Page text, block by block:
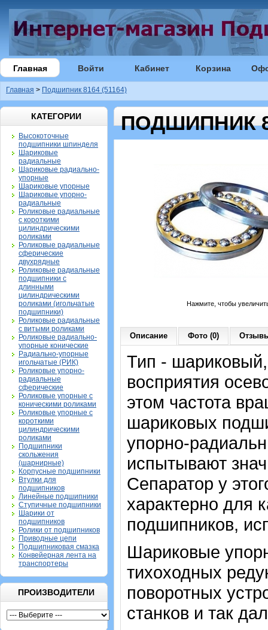
Главная Войти Кабинет Корзина
Главная > Подшипник 8164 (51164)
КАТЕГОРИИ
Высокоточные
подшипники шпинделя
Шариковые
радиальные
Шариковые радиально-
упорные
Шариковые упорные
Шариковые упорно-
радиальные
Роликовые радиальные
с короткими
цилиндрическими
роликами
Роликовые радиальные
сферические
двухрядные
Роликовые радиальные
подшипники с
длинными
цилиндрическими
роликами (игольчатые
подшипники)
Роликовые радиальные
с витыми роликами
Роликовые радиально-
упорные конические
Радиально-упорные
игольчатые (РИК)
Роликовые упорно-
радиальные
сферические
Роликовые упорные с
коническими роликами
Роликовые упорные с
короткими
цилиндрическими
роликами
Подшипники
скольжения
(шарнирные)
Корпусные подшипники
Втулки для
подшипников
Линейные подшипники
Ступичные подшипники
Шарики от
подшипников
Ролики от подшипников
Приводные цепи
Подшипниковая смазка
Конвейерная лента на
транспортеры
ПРОИЗВОДИТЕЛИ
ПОДШИПНИК
Нажмите, чтобы
Описание Фото (0)
Тип -
восприятия
этом частота
шариковых
упорно-
испытывают
Сепаратор у
характерно для
подшипников,
Шариковые
тихоходных
поворотных
станков и так